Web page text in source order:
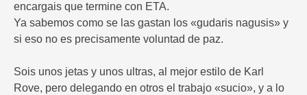
encargais que termine con ETA.
Ya sabemos como se las gastan los «gudaris nagusis» y
si eso no es precisamente voluntad de paz.
Sois unos jetas y unos ultras, al mejor estilo de Karl
Rove, pero delegando en otros el trabajo «sucio», y a lo